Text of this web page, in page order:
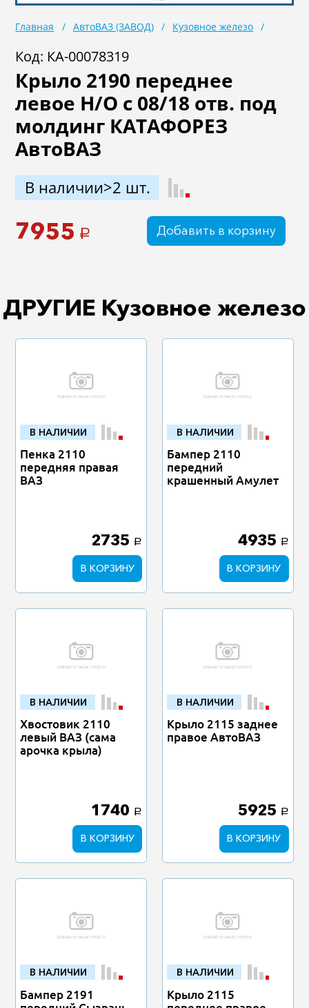
Масла
Иномарки
Крепеж колесный
Садовая техника
Инструмент
Лодки и моторы
Активный отдых
Электроинструмент
и оснастка
Главная АвтоВАЗ (ЗАВОД) Кузовное железо
Код: КА-00078319
Крыло 2190 переднее
левое Н/О с 08/18 отв. под
молдинг КАТАФОРЕЗ
АвтоВАЗ
В наличии>2 шт.
7955 a Добавить в корзину
ДРУГИЕ Кузовное железо
В НАЛИЧИИ
Пенка 2110
передняя правая
ВАЗ
2735 a
В КОРЗИНУ
В НАЛИЧИИ
Бампер 2110
передний
крашенный Амулет
4935 a
В КОРЗИНУ
В НАЛИЧИИ
Хвостовик 2110
левый ВАЗ (сама
арочка крыла)
1740 a
В КОРЗИНУ
В НАЛИЧИИ
Крыло 2115 заднее
правое АвтоВАЗ
5925 a
В КОРЗИНУ
В НАЛИЧИИ
Бампер 2191
В НАЛИЧИИ
Крыло 2115